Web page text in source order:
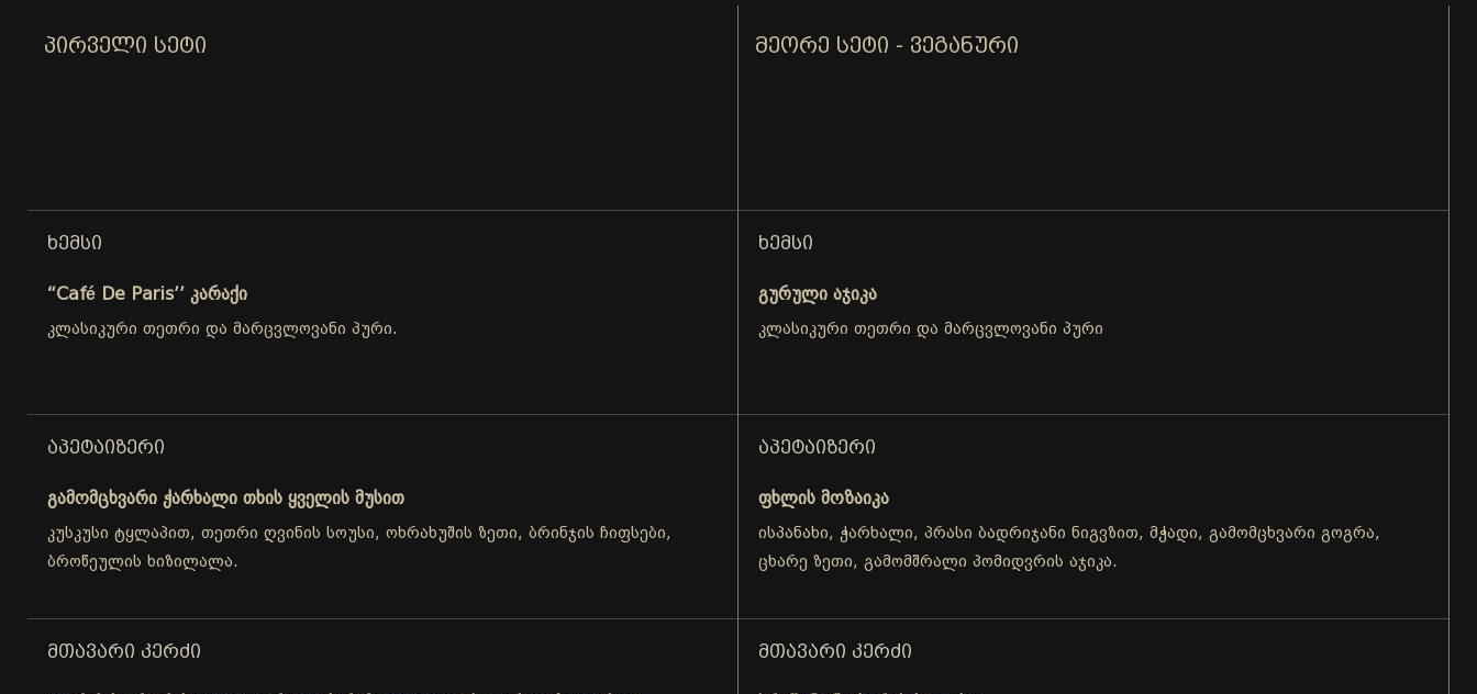
ᲞᲘᲠᲕᲔᲚᲘ ᲡᲔᲢᲘ
ᲮᲔᲛᲡᲘ
“Café De Paris’’ კარაქი
კლასიკური თეთრი და მარცვლოვანი პური.
ᲐᲞᲔᲢᲐᲘᲖᲔᲠᲘ
გამომცხვარი ჭარხალი თხის ყველის მუსით
კუსკუსი ტყლაპით, თეთრი ღვინის სოუსი, ოხრახუშის ზეთი, ბრინჯის ჩიფსები,
ბროწეულის ხიზილალა.
ᲛᲗᲐᲕᲐᲠᲘ ᲙᲔᲠᲫᲘ
ᲛᲔᲝᲠᲔ ᲡᲔᲢᲘ - ᲕᲔᲒᲐᲜᲣᲠᲘ
ᲮᲔᲛᲡᲘ
გურული აჯიკა
კლასიკური თეთრი და მარცვლოვანი პური
ᲐᲞᲔᲢᲐᲘᲖᲔᲠᲘ
ფხლის მოზაიკა
ისპანახი, ჭარხალი, პრასი ბადრიჯანი ნიგვზით, მჭადი, გამომცხვარი გოგრა,
ცხარე ზეთი, გამომშრალი პომიდვრის აჯიკა.
ᲛᲗᲐᲕᲐᲠᲘ ᲙᲔᲠᲫᲘ